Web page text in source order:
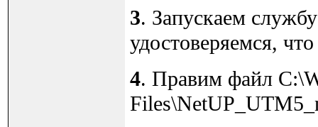
3. Запускаем
удостоверяемся,
4. Правим файл